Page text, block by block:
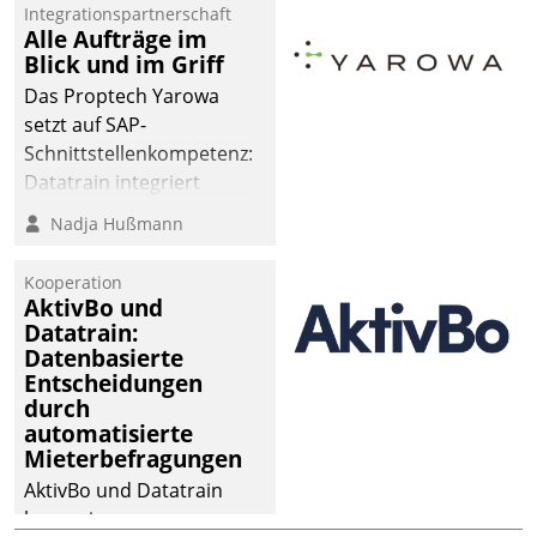
Integrationspartnerschaft
Alle Aufträge im
Blick und im Griff
Das Proptech Yarowa
setzt auf SAP-
Schnittstellenkompetenz:
Datatrain integriert
Yarowas Portal zur
Vergabe und Verwaltung
operativen
Instandhaltung in die
SAP-Systemlandschaft
deutscher
Wohnungsunternehmen
– und beschleunigt damit
den Weg vom
Mieteranliegen zum
Dienstleisterauftrag.
Nadja Hußmann
Kooperation
AktivBo und
Datatrain:
Datenbasierte
Entscheidungen
durch
automatisierte
Mieterbefragungen
AktivBo und Datatrain
kooperieren –